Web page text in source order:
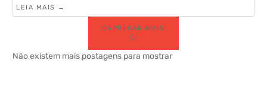
LEIA MAIS →
CARREGAR MAIS
Não existem mais postagens para mostrar